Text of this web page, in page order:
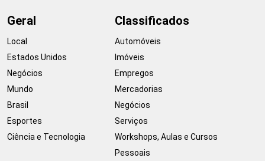
Geral
Local
Estados Unidos
Negócios
Mundo
Brasil
Esportes
Ciência e Tecnologia
Classificados
Automóveis
Imóveis
Empregos
Mercadorias
Negócios
Serviços
Workshops, Aulas e Cursos
Pessoais